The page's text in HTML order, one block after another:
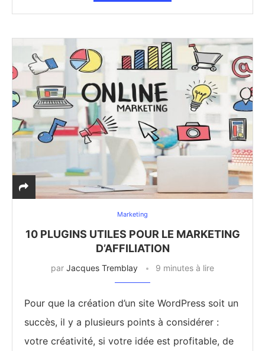
Marketing
10 PLUGINS UTILES POUR LE MARKETING
D’AFFILIATION
par Jacques Tremblay 9 minutes à lire
Pour que la création d’un site WordPress soit un
succès, il y a plusieurs points à considérer :
votre créativité, si votre idée est profitable, de